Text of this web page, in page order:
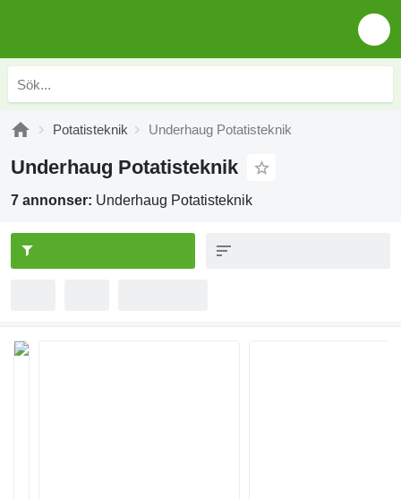
Potatisteknik Underhaug Potatisteknik
Underhaug Potatisteknik
7 annonser: Underhaug Potatisteknik